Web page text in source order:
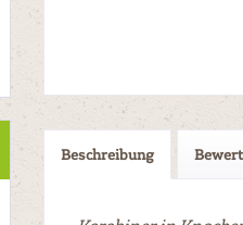
Beschreibung